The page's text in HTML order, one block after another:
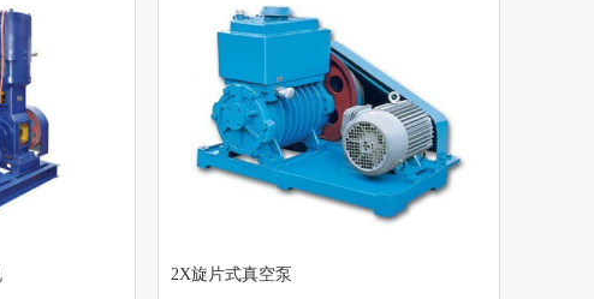
2X旋片式真空泵